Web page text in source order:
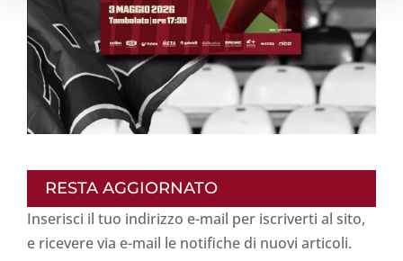
RESTA AGGIORNATO
Inserisci il tuo indirizzo e-mail per iscriverti al sito,
e ricevere via e-mail le notifiche di nuovi articoli.